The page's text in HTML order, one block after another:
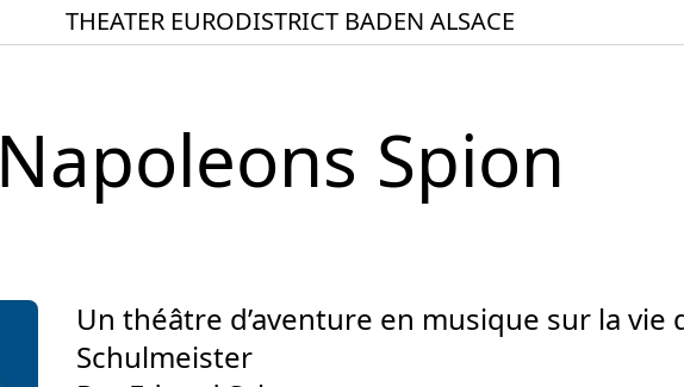
THEATER EURODISTRICT BADEN ALSACE
Startseite
ACTO – Städte und Gemeindebund-
Aktuelles
Stücke
Napoleons Spion
Un théâtre d’aventure en musique sur la vie
Schulmeister